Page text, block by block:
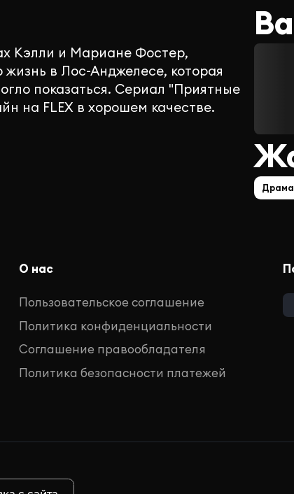
Кэлли и Мариане Фостер,
в Лос-Анджелесе, которая
показаться. Сериал "Приятные
на FLEX в хорошем качестве.
Драма
О нас
Пользовательское соглашение
Политика конфиденциальности
Соглашение правообладателя
Политика безопасности платежей